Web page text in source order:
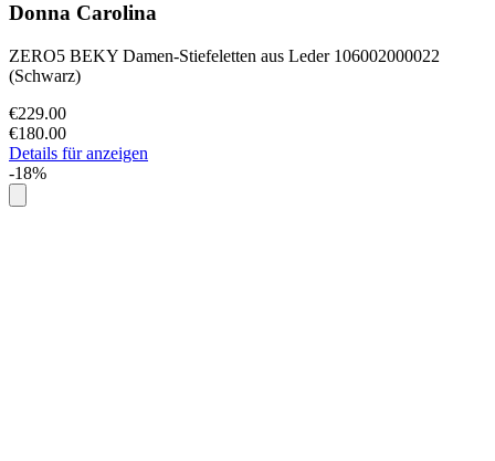
Donna Carolina
ZERO5 BEKY Damen-Stiefeletten aus Leder 106002000022
(Schwarz)
€229.00
€180.00
Details für anzeigen
-18%